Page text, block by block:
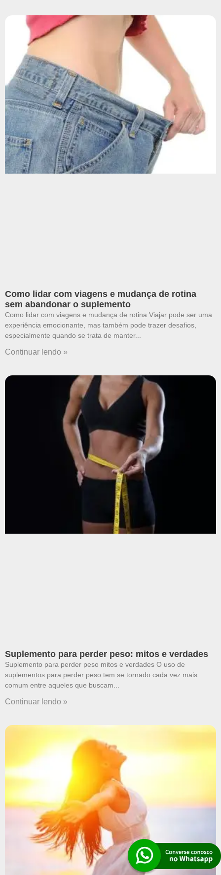
Como lidar com viagens e mudança de rotina
sem abandonar o suplemento
Como lidar com viagens e mudança de rotina Viajar pode ser uma
experiência emocionante, mas também pode trazer desafios,
especialmente quando se trata de manter
Continuar lendo »
Suplemento para perder peso: mitos e verdades
Suplemento para perder peso mitos e verdades O uso de
suplementos para perder peso tem se tornado cada vez mais
comum entre aqueles que buscam
Continuar lendo »